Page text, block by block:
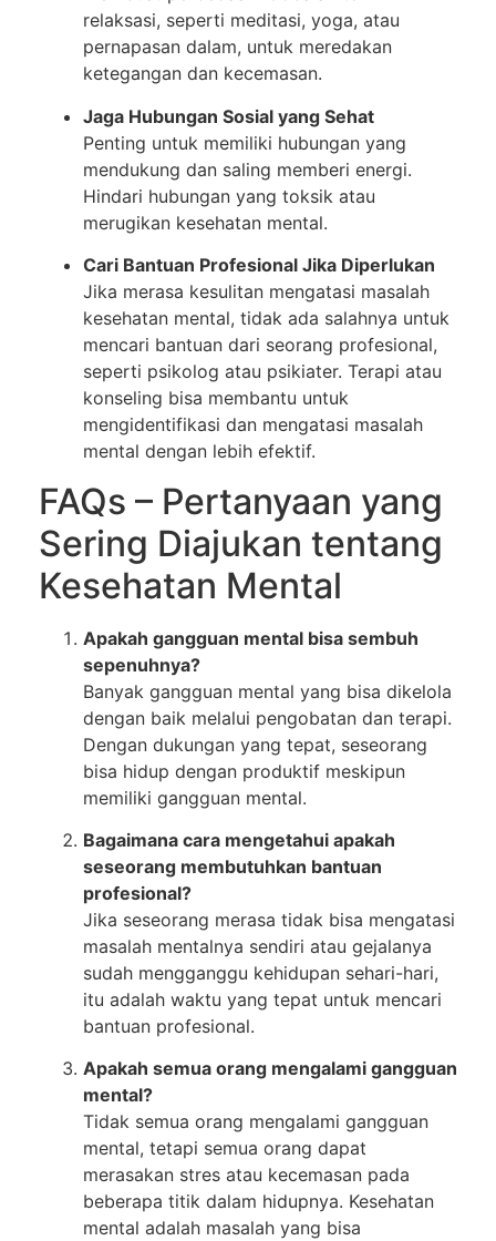
relaksasi, seperti meditasi, yoga, atau
pernapasan dalam, untuk meredakan
ketegangan dan kecemasan.
Jaga Hubungan Sosial yang Sehat
Penting untuk memiliki hubungan yang
mendukung dan saling memberi energi.
Hindari hubungan yang toksik atau
merugikan kesehatan mental.
Cari Bantuan Profesional Jika Diperlukan
Jika merasa kesulitan mengatasi masalah
kesehatan mental, tidak ada salahnya untuk
mencari bantuan dari seorang profesional,
seperti psikolog atau psikiater. Terapi atau
konseling bisa membantu untuk
mengidentifikasi dan mengatasi masalah
mental dengan lebih efektif.
FAQs – Pertanyaan yang
Sering Diajukan tentang
Kesehatan Mental
Apakah gangguan mental bisa sembuh
sepenuhnya?
Banyak gangguan mental yang bisa dikelola
dengan baik melalui pengobatan dan terapi.
Dengan dukungan yang tepat, seseorang
bisa hidup dengan produktif meskipun
memiliki gangguan mental.
Bagaimana cara mengetahui apakah
seseorang membutuhkan bantuan
profesional?
Jika seseorang merasa tidak bisa mengatasi
masalah mentalnya sendiri atau gejalanya
sudah mengganggu kehidupan sehari-hari,
itu adalah waktu yang tepat untuk mencari
bantuan profesional.
Apakah semua orang mengalami gangguan
mental?
Tidak semua orang mengalami gangguan
mental, tetapi semua orang dapat
merasakan stres atau kecemasan pada
beberapa titik dalam hidupnya. Kesehatan
mental adalah masalah yang bisa